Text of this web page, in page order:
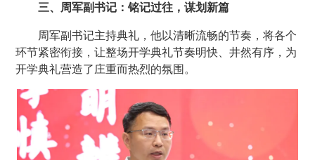
三、周军副书记：铭记过往，谋划新篇
周军副书记主持典礼，他以清晰流畅的节奏，将各个
环节紧密衔接，让整场开学典礼节奏明快、井然有序，为
开学典礼营造了庄重而热烈的氛围。